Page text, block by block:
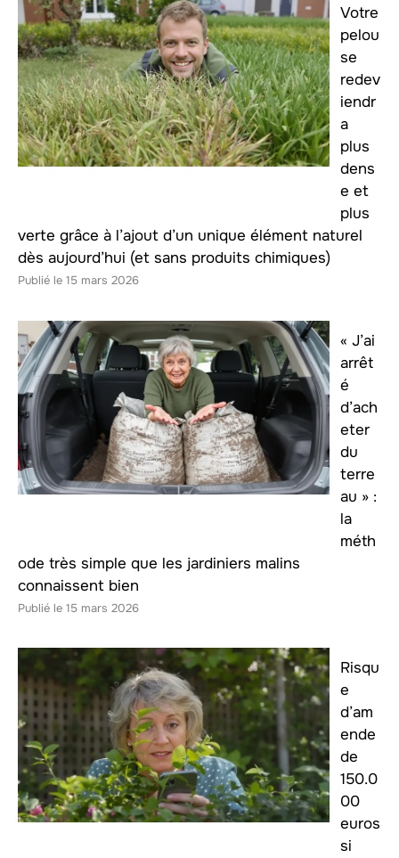
Votre
pelou
se
redev
iendr
a
plus
dens
e et
plus
verte grâce à l’ajout d’un unique élément naturel
dès aujourd’hui (et sans produits chimiques)
15 mars 2026
« J’ai
arrêt
é
d’ach
eter
du
terre
au » :
la
méth
ode très simple que les jardiniers malins
connaissent bien
15 mars 2026
Risqu
e
d’am
ende
de
150.0
00
euros
si